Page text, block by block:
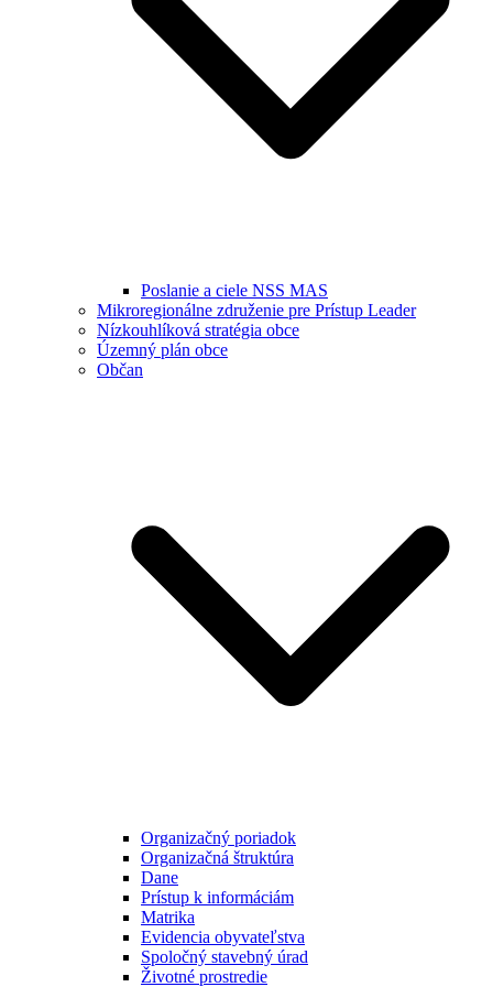
Poslanie a ciele NSS MAS
Mikroregionálne združenie pre Prístup Leader
Nízkouhlíková stratégia obce
Územný plán obce
Občan
Organizačný poriadok
Organizačná štruktúra
Dane
Prístup k informáciám
Matrika
Evidencia obyvateľstva
Spoločný stavebný úrad
Životné prostredie